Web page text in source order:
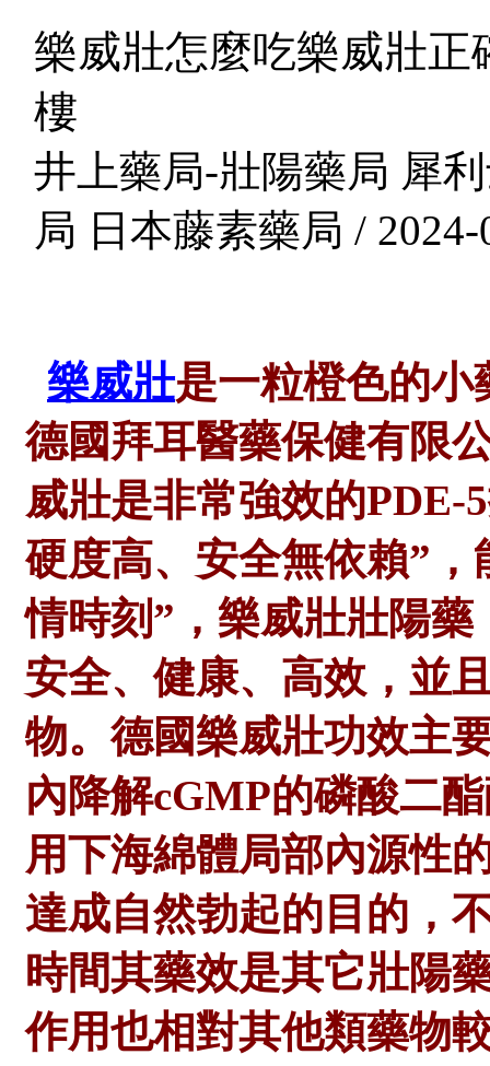
樂威壯怎麼吃樂威壯
樓
井上藥局-壯陽藥局 犀
局 日本藤素藥局 / 2024-
樂威壯是一粒橙色的小
德國拜耳醫藥保健有限
威壯是非常強效的PDE-
硬度高、安全無依賴”
情時刻”，樂威壯壯陽
安全、健康、高效，並
物。德國樂威壯功效主
內降解cGMP的磷酸二
用下海綿體局部內源性
達成自然勃起的目的，
時間其藥效是其它壯陽
作用也相對其他類藥物